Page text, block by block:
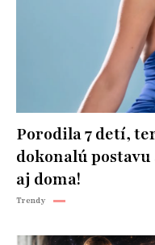
Porodila 7 detí,
dokonalú postavu
aj doma!
Trendy